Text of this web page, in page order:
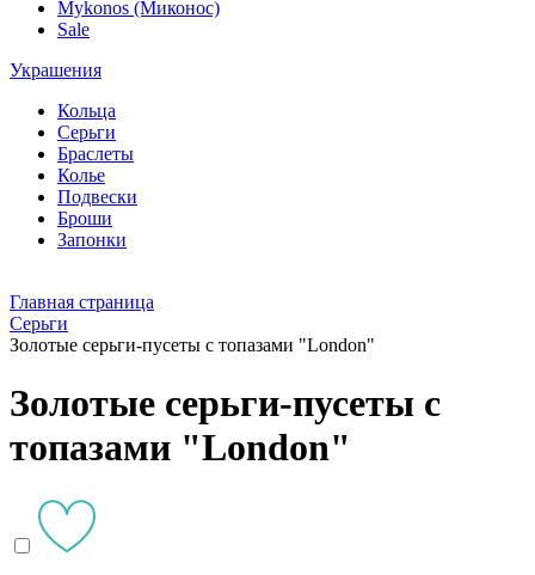
Mykonos (Миконос)
Sale
Украшения
Кольца
Серьги
Браслеты
Колье
Подвески
Броши
Запонки
Главная страница
Серьги
Золотые серьги-пусеты с топазами "London"
Золотые серьги-пусеты с
топазами "London"